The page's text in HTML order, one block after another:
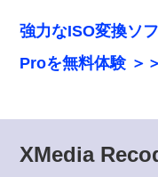
強力なISO変換ソ
Proを無料体験 ＞
XMedia